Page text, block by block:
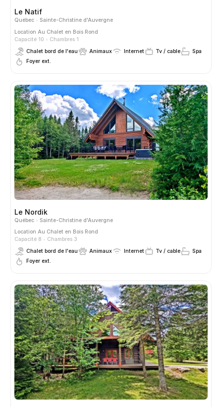
Le Natif
Québec
Sainte-Christine d'Auvergne
Location Au Chalet en Bois Rond
Capacité 10
Chambres 1
Chalet bord de l'eau
Animaux Internet Tv / cable
Spa
Foyer ext.
Le Nordik
Québec
Sainte-Christine d'Auvergne
Location Au Chalet en Bois Rond
Capacité 8
Chambres 3
Chalet bord de l'eau
Animaux Internet Tv / cable
Spa
Foyer ext.